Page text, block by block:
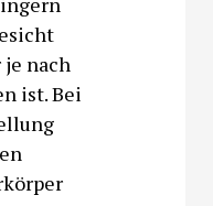
nach
ist. Bei